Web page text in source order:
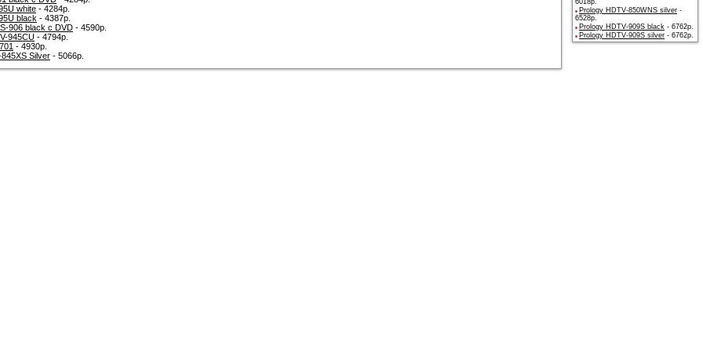
white - 4284р.
black - 4387р.
906 black с DVD - 4590р.
945CU - 4794р.
- 4930р.
Silver - 5066р.
6018р.
Prology HDTV-850WNS silver -
6528р.
Prology HDTV-909S black - 6762р.
Prology HDTV-909S silver - 6762р.